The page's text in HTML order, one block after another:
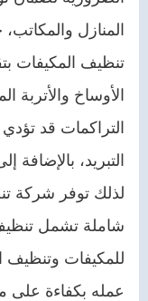
المنازل
تنظيف المكيفات
الأوساخ والأتربة
التراكمات قد
التبريد، بالإضافة
لذلك توفر شركة
شاملة تشمل تنظيف
للمكيفات
عمله بكفاءة على